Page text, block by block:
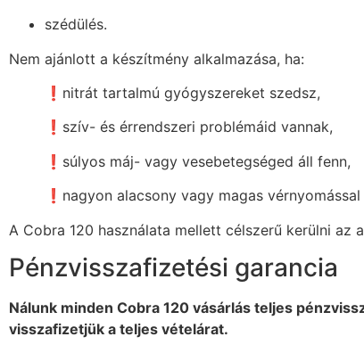
szédülés.
Nem ajánlott a készítmény alkalmazása, ha:
❗nitrát tartalmú gyógyszereket szedsz,
❗szív- és érrendszeri problémáid vannak,
❗súlyos máj- vagy vesebetegséged áll fenn,
❗nagyon alacsony vagy magas
A Cobra 120 használata mellett célszerű kerülni
Pénzvisszafizetési garancia
Nálunk minden Cobra 120 vásárlás teljes
visszafizetjük a teljes vételárat.